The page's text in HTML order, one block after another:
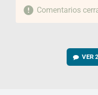
Comentarios
VER